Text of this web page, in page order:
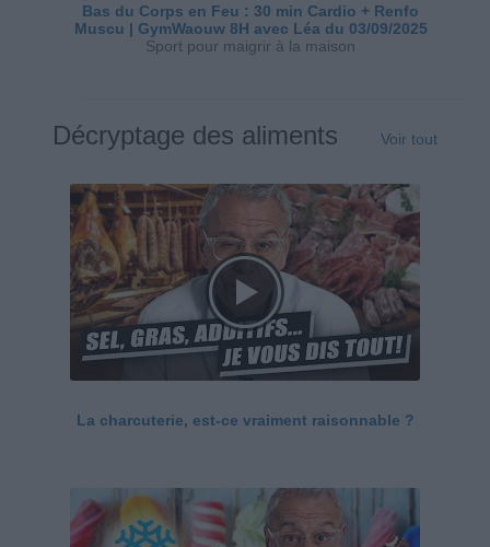
Bas du Corps en Feu : 30 min Cardio + Renfo
Muscu | GymWaouw 8H avec Léa du 03/09/2025
Sport pour maigrir à la maison
Décryptage des aliments Voir tout
La charcuterie, est-ce vraiment raisonnable ?